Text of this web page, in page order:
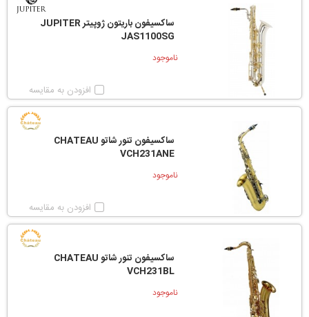
ساکسیفون باریتون ژوپیتر JUPITER
JAS1100SG
ناموجود
افزودن به مقایسه
ساکسیفون تنور شاتو CHATEAU
VCH231ANE
ناموجود
افزودن به مقایسه
ساکسیفون تنور شاتو CHATEAU
VCH231BL
ناموجود